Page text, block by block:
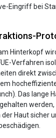
Eingriff bei
Hinterkopf
Verfahren
direkt
Das lange
Haut sicher